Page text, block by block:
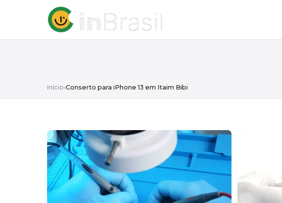
Início›Conserto para iPhone 13 em Itaim Bibi